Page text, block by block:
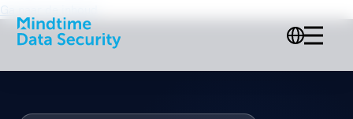
Ga naar de inhoud